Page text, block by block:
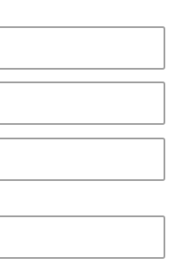
destacadas de
y